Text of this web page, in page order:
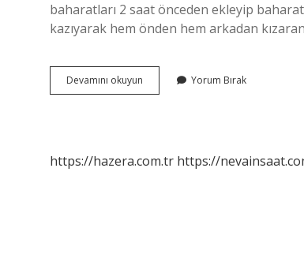
baharatları 2 saat önceden ekleyip
kazıyarak hem önden hem arkadan
Devamını okuyun
Dalağın
Yorum Bırak
https://hazera.com.tr https://